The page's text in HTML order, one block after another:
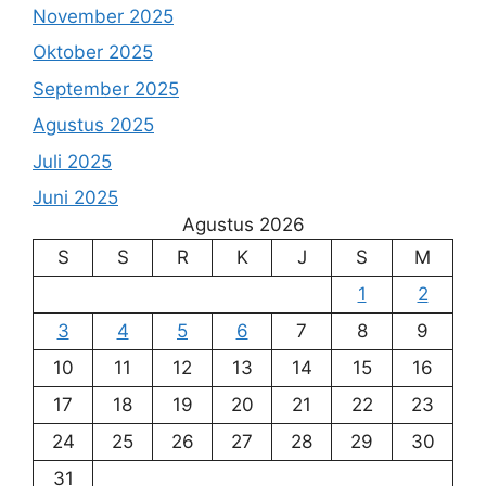
November 2025
Oktober 2025
September 2025
Agustus 2025
Juli 2025
Juni 2025
Agustus 2026
S
S R K J S
M
1
2
3
4 5 6 7 8
9
10
11 12 13 14 15
16
17
18 19 20 21 22
23
24
25 26 27 28 29
30
31